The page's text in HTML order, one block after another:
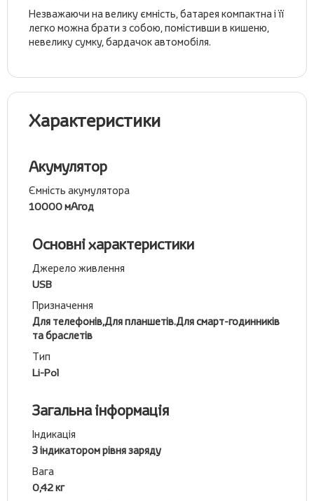
Незважаючи на велику ємність, батарея компактна і її
легко можна брати з собою, помістивши в кишеню,
невелику сумку, бардачок автомобіля.
Характеристики
Акумулятор
Ємність акумулятора
10000 мАгод
Основні характеристики
Джерело живлення
USB
Призначення
Для телефонів,Для планшетів.Для смарт-годинників
та браслетів
Тип
Li-Pol
Загальна інформація
Індикація
З індикатором рівня заряду
Вага
0,42 кг